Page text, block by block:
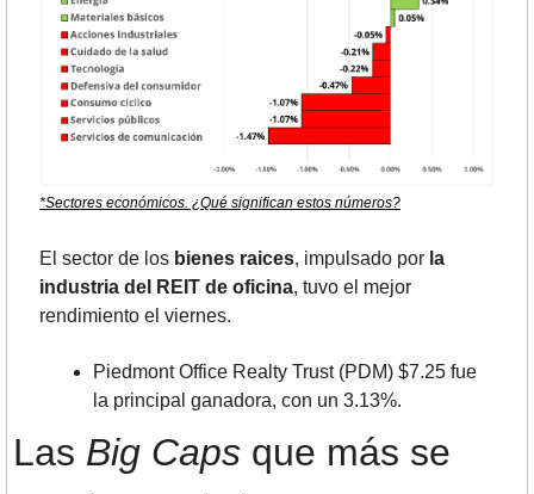
*Sectores económicos. ¿Qué significan estos números?
El sector de los bienes raices, impulsado por la
industria del REIT de oficina, tuvo el mejor
rendimiento el viernes.
Piedmont Office Realty Trust (PDM) $7.25 fue
la principal ganadora, con un 3.13%.
Las Big Caps que más se